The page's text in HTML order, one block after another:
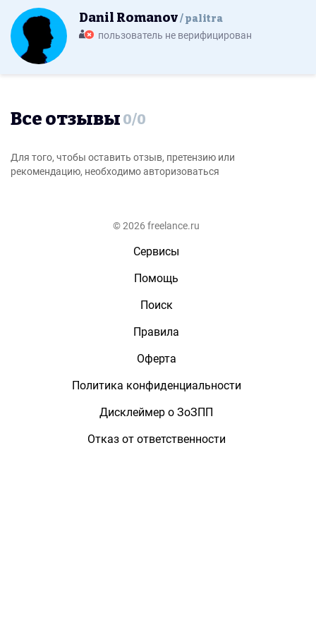
Danil Romanov palitra
пользователь не верифицирован
Все отзывы 0/0
Для того, чтобы оставить отзыв, претензию или
рекомендацию, необходимо авторизоваться
© 2026 freelance.ru
Сервисы
Помощь
Поиск
Правила
Оферта
Политика конфиденциальности
Дисклеймер о ЗоЗПП
Отказ от ответственности